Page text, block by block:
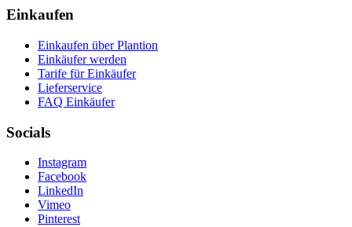
Einkaufen
Einkaufen über Plantion
Einkäufer werden
Tarife für Einkäufer
Lieferservice
FAQ Einkäufer
Socials
Instagram
Facebook
LinkedIn
Vimeo
Pinterest